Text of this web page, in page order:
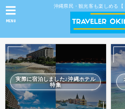
沖縄県民・観光客も楽しめる【
MENU
実際に宿泊しました♪沖縄ホテル
特集